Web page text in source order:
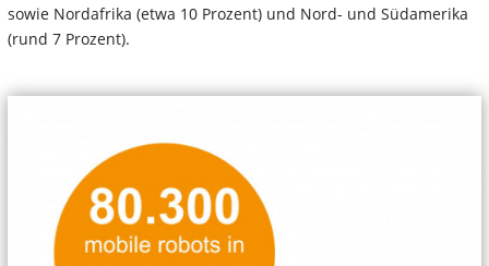
sowie Nordafrika (etwa 10 Prozent) und Nord- und Südamerika
(rund 7 Prozent).